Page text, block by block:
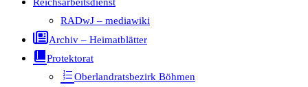
RADwJ – mediawiki
Archiv – Heimatblätter
Protektorat
Oberlandratsbezirk Böhmen